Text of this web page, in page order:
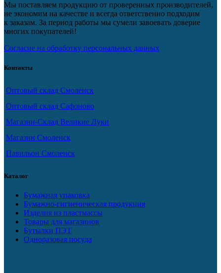
Мы поставляем продукцию от проверенных производителей,
не экономим на качестве и всегда ответственно подходим
к заказам. За период работы мы сумели завоевать доверие
многих покупателей!
Согласие на обработку персональных данных
Контакты
Оптовый склад Смоленск
Оптовый склад Сафоново
Магазин-Склад Великие Луки
Магазин Смоленск
Павильон Смоленск
Каталог
Бумажная упаковка
Бумажно-гигиеническая продукция
Изделия из пластмассы
Товары для магазинов
Бутылки ПЭТ
Одноразовая посуда